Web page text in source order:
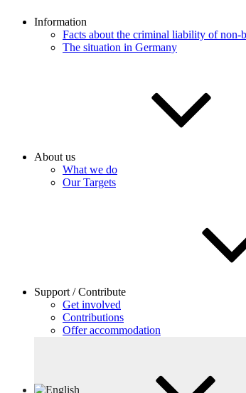
Information
Facts about the criminal liability of
The situation in Germany
About us
What we do
Our Targets
Support / Contribute
Get involved
Contributions
Offer accommodation